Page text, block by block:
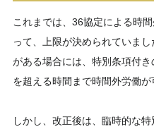
これまでは、36協定による時
って、上限が決められていま
がある場合には、特別条項付
を超える時間まで時間外労働が
しかし、改正後は、臨時的な